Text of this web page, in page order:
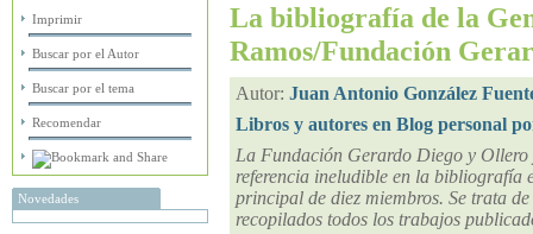
Imprimir
Buscar por el Autor
Buscar por el tema
Recomendar
Novedades
La bibliografía de la
Ramos/Fundación
Autor: Juan Antonio González
Libros y autores en Blog personal
La Fundación Gerardo Diego y
referencia ineludible en la bibliografía
principal de diez miembros. Se trata
recopilados todos los trabajos